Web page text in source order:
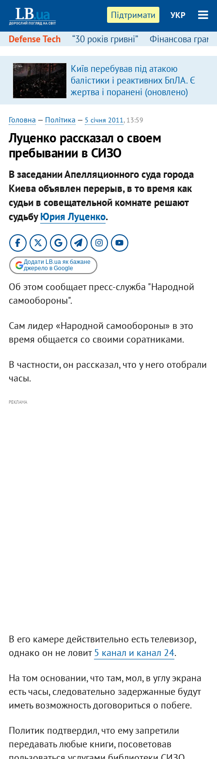
Підтримати УКР
Defense Tech “30 років гривні” Фінансова
Київ перебував під атакою
балістики і реактивних БпЛА. Є
жертва і поранені (оновлено)
Головна — Політика — 5 січня 2011, 13:59
Луценко рассказал о своем
пребывании в СИЗО
В заседании Апелляционного суда города
Киева объявлен перерыв, в то время как
судьи в совещательной комнате решают
судьбуЮрия Луценко. ​
Додати LB.ua як бажане
джерело в Google
Об этом сообщает пресс-служба "Народной
самообороны".
Сам лидер «Народной самообороны» в это
время общается со своими соратниками.
В частности, он рассказал, что у него отобрали
часы.
РЕКЛАМА
В его камере действительно есть телевизор,
однако он не ловит5 канал и канал 24.
На том основании, что там, мол, в углу экрана
есть часы, следовательно задержанные будут
иметь возможность договориться о побеге.
Политик подтвердил, что ему запретили
передавать любые книги, посоветовав